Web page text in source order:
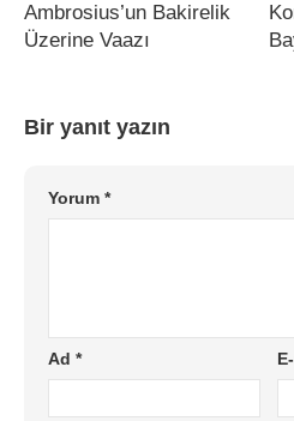
Ambrosius’un Bakirelik
Üzerine Vaazı
Bir yanıt yazın
Yorum *
Ad *